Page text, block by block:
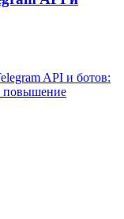
API и ботов:
повышение